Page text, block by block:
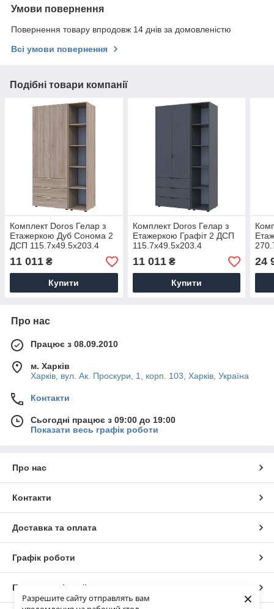
Разрешите сайту отправлять вам
×
Умови повернення
Повернення товару впродовж 14 днів за домовленістю
Всі умови повернення
Подібні товари компанії
Комплект Doros Гелар з
Етажеркою Дуб Сонома 2
ДСП 115.7х49.5х203.4
(42005041)
11 011 ₴
Купити
Комплект Doros Гелар з
Етажеркою Графіт 2 ДСП
115.7х49.5х203.4
(42005054)
11 011₴
Купити
24
Про нас
Працює з 08.09.2010
м. Харків
Харків, вул. Ак. Проскури, 1, корп. 103, Харків, Україна
Контакти
Сьогодні працює з 09:00 до 19:00
Показати весь графік роботи
Про нас
Контакти
Доставка та оплата
Графік роботи
Повна версія сайту